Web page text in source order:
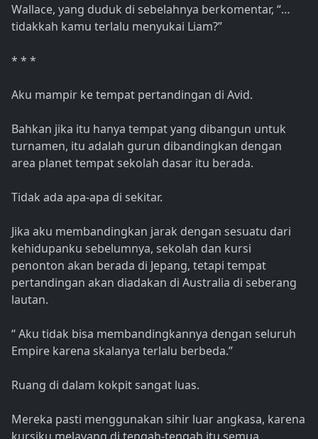
Wallace, yang duduk di sebelahnya berkomentar, “…
tidakkah kamu terlalu menyukai Liam?”
* * *
Aku mampir ke tempat pertandingan di Avid.
Bahkan jika itu hanya tempat yang dibangun untuk
turnamen, itu adalah gurun dibandingkan dengan
area planet tempat sekolah dasar itu berada.
Tidak ada apa-apa di sekitar.
Jika aku membandingkan jarak dengan sesuatu dari
kehidupanku sebelumnya, sekolah dan kursi
penonton akan berada di Jepang, tetapi tempat
pertandingan akan diadakan di Australia di seberang
lautan.
“ Aku tidak bisa membandingkannya dengan seluruh
Empire karena skalanya terlalu berbeda.”
Ruang di dalam kokpit sangat luas.
Mereka pasti menggunakan sihir luar angkasa, karena